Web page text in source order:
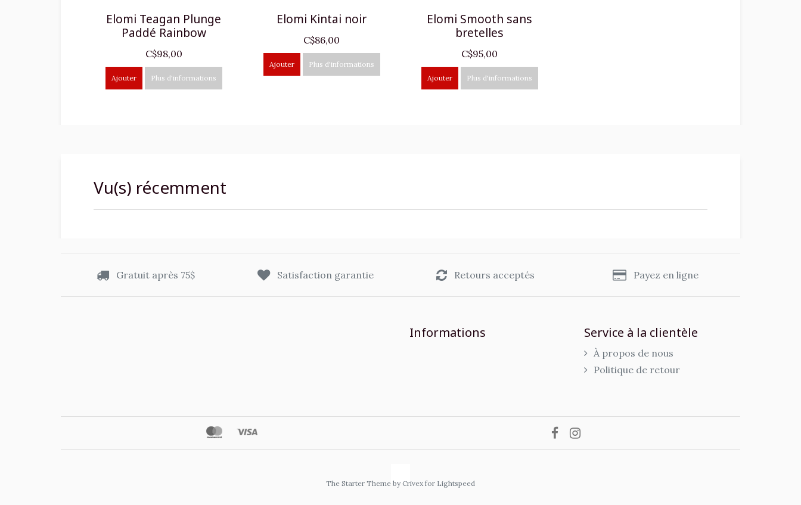
Elomi Teagan Plunge
Paddé Rainbow
C$98,00
Ajouter Plus d'informations
Elomi Kintai noir
C$86,00
Ajouter Plus d'informations
Elomi Smooth sans
bretelles
C$95,00
Ajouter Plus d'informations
Vu(s) récemment
Gratuit après 75$ Satisfaction garantie Retours acceptés Payez en ligne
Informations Service à la clientèle
À propos de nous
Politique de retour
The Starter Theme by Crivex for Lightspeed